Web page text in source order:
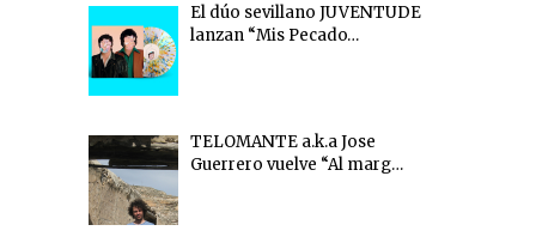
El dúo sevillano JUVENTUDE
lanzan “Mis Pecado…
TELOMANTE a.k.a Jose
Guerrero vuelve “Al marg…